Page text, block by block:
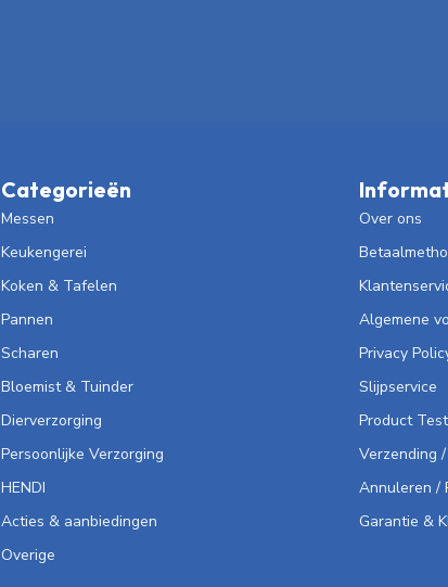
Categorieën
Messen
Keukengerei
Koken & Tafelen
Pannen
Scharen
Bloemist & Tuinder
Dierverzorging
Persoonlijke Verzorging
HENDI
Acties & aanbiedingen
Overige
Over ons
Algemene
Privacy
Slijpservice
Product
Verzending
Annuleren /
Garantie &